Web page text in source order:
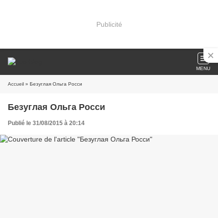
Publicité
MENU
Accueil » Безуглая Ольга Росси
Безуглая Ольга Росси
Publié le 31/08/2015 à 20:14